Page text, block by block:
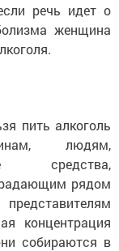
речь идет о
женщина
пить алкоголь
людям,
средства,
рядом
концентрация
собираются в